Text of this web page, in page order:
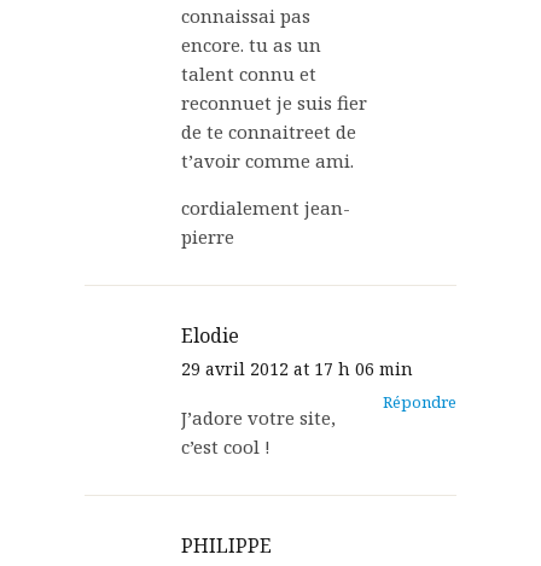
connaissai pas
encore. tu as un
talent connu et
reconnuet je suis fier
de te connaitreet de
t’avoir comme ami.
cordialement jean-
pierre
Elodie
29 avril 2012 at 17 h 06 min
Répondre
J’adore votre site,
c’est cool !
PHILIPPE